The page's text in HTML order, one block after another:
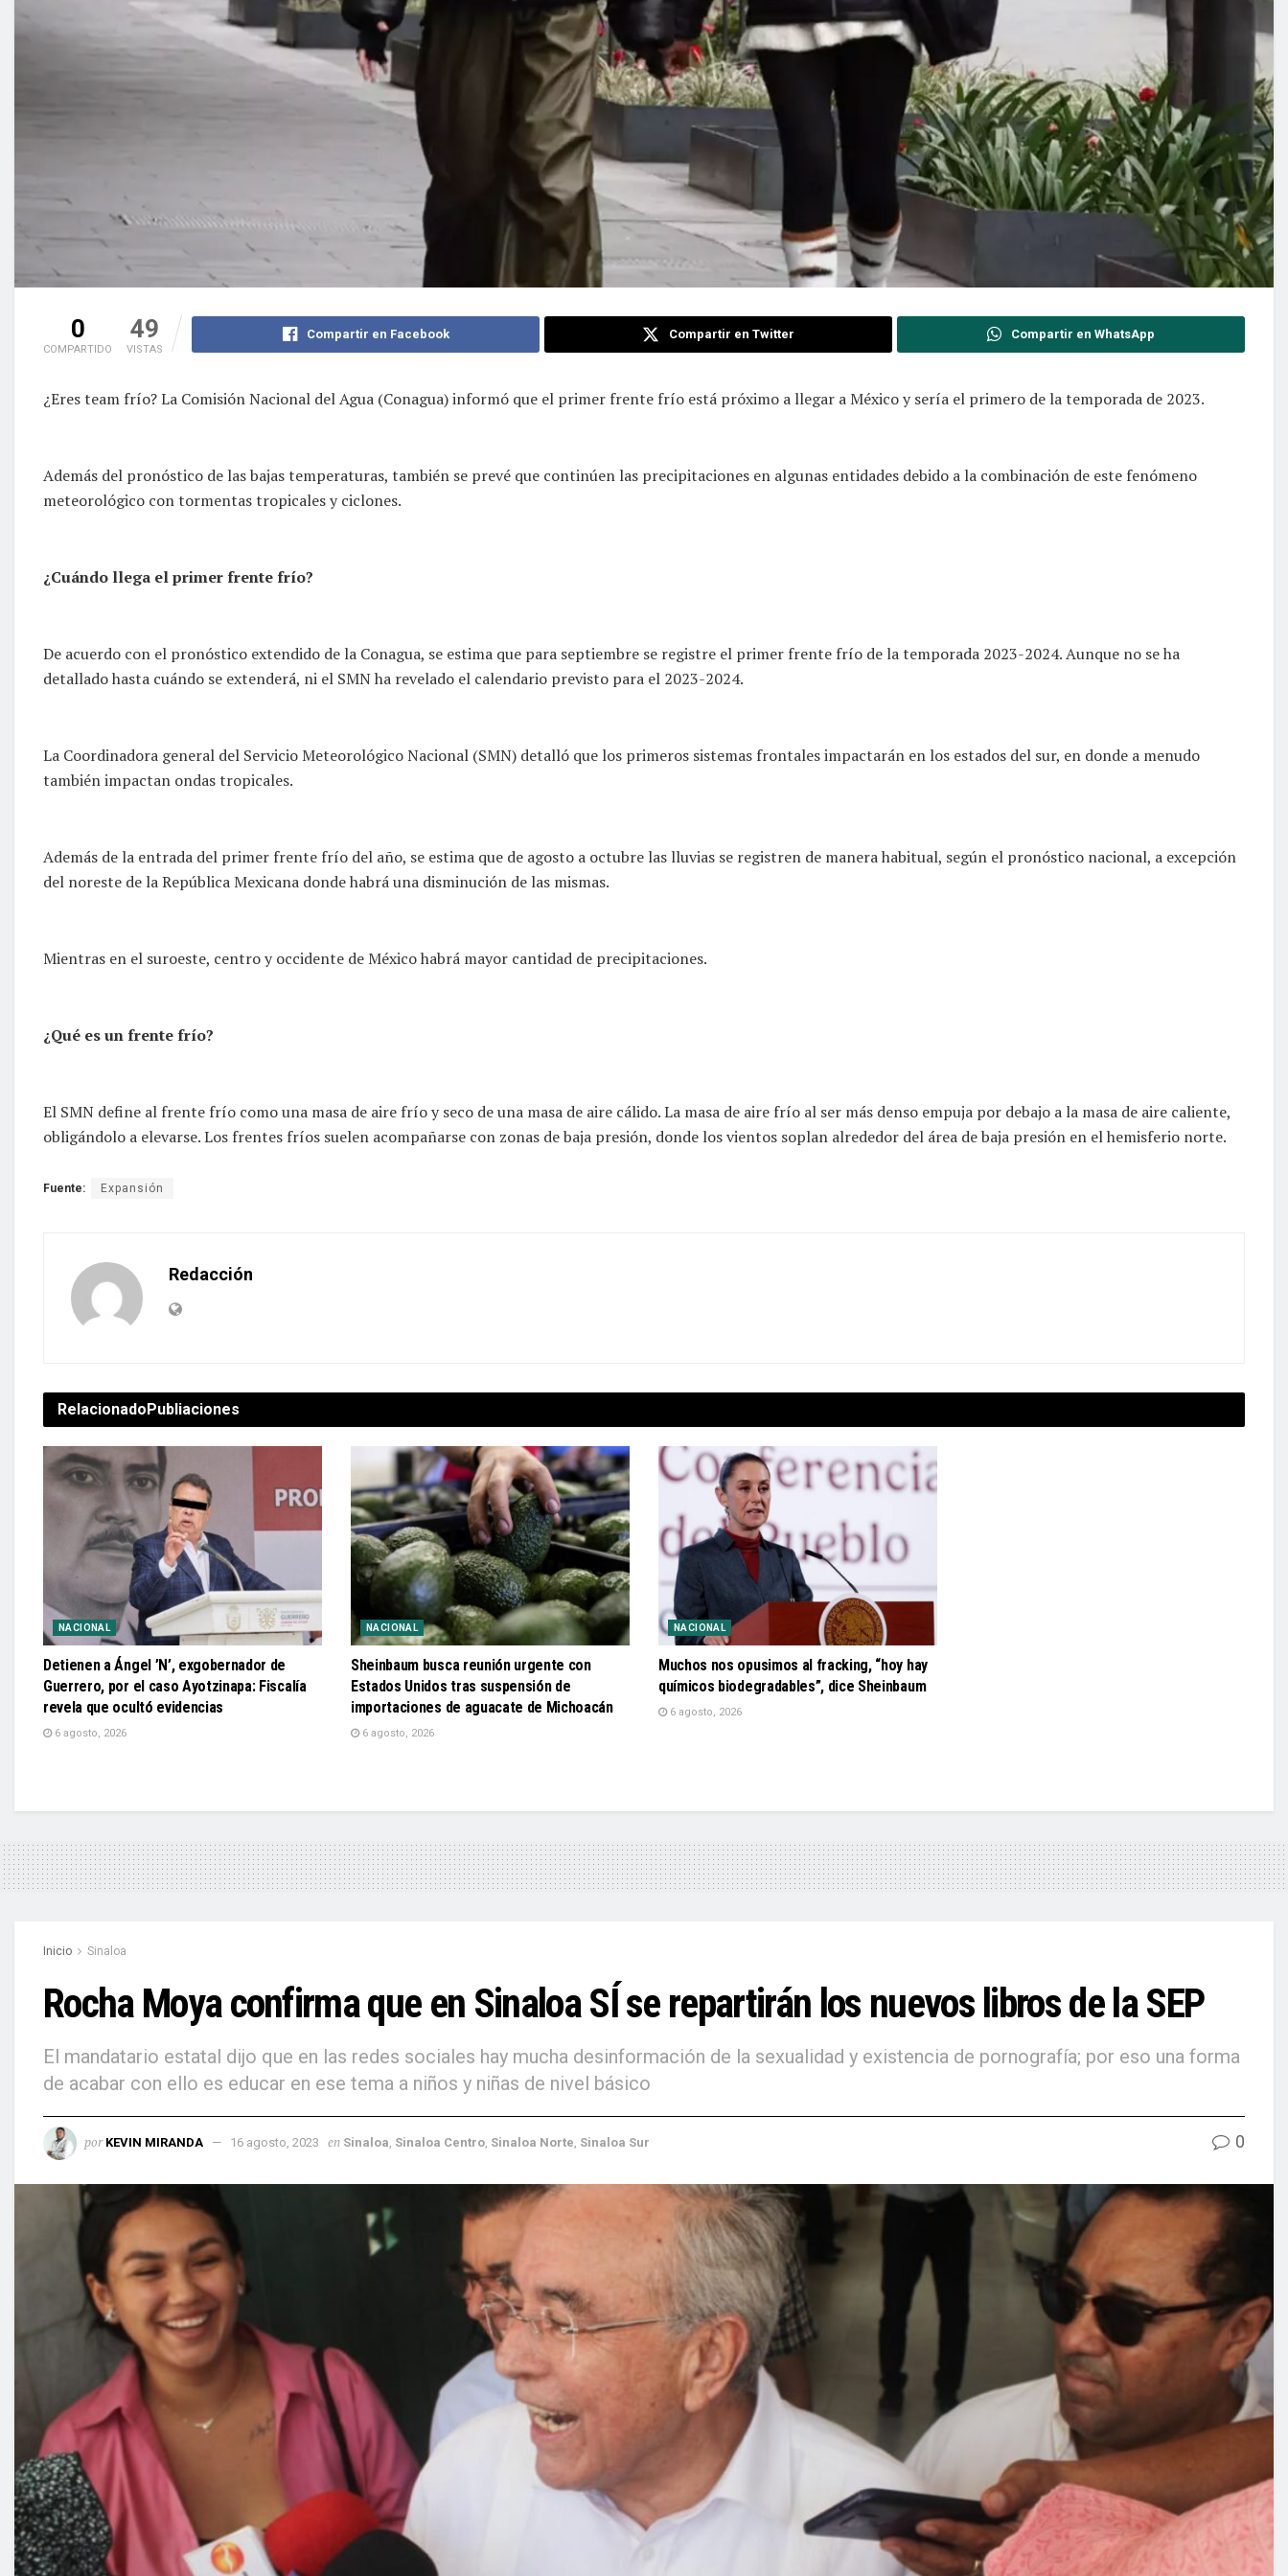
0
COMPARTIDO
49
VISTAS
Compartir en Facebook Compartir en Twitter Compartir en WhatsApp
¿Eres team frío? La Comisión Nacional del Agua (Conagua) informó que el primer frente frío está próximo a llegar a México y sería el primero de la temporada de 2023.
Además del pronóstico de las bajas temperaturas, también se prevé que continúen las precipitaciones en algunas entidades debido a la combinación de este fenómeno
meteorológico con tormentas tropicales y ciclones.
¿Cuándo llega el primer frente frío?
De acuerdo con el pronóstico extendido de la Conagua, se estima que para septiembre se registre el primer frente frío de la temporada 2023-2024. Aunque no se ha
detallado hasta cuándo se extenderá, ni el SMN ha revelado el calendario previsto para el 2023-2024.
La Coordinadora general del Servicio Meteorológico Nacional (SMN) detalló que los primeros sistemas frontales impactarán en los estados del sur, en donde a menudo
también impactan ondas tropicales.
Además de la entrada del primer frente frío del año, se estima que de agosto a octubre las lluvias se registren de manera habitual, según el pronóstico nacional, a excepción
del noreste de la República Mexicana donde habrá una disminución de las mismas.
Mientras en el suroeste, centro y occidente de México habrá mayor cantidad de precipitaciones.
¿Qué es un frente frío?
El SMN define al frente frío como una masa de aire frío y seco de una masa de aire cálido. La masa de aire frío al ser más denso empuja por debajo a la masa de aire caliente,
obligándolo a elevarse. Los frentes fríos suelen acompañarse con zonas de baja presión, donde los vientos soplan alrededor del área de baja presión en el hemisferio norte.
Fuente: Expansión
Redacción
RelacionadoPubliaciones
NACIONAL
Detienen a Ángel ’N’, exgobernador de
Guerrero, por el caso Ayotzinapa: Fiscalía
revela que ocultó evidencias
6 agosto, 2026
NACIONAL
Sheinbaum busca reunión urgente con
Estados Unidos tras suspensión de
importaciones de aguacate de Michoacán
6 agosto, 2026
NACIONAL
Muchos nos opusimos al fracking, “hoy hay
químicos biodegradables”, dice Sheinbaum
6 agosto, 2026
Inicio Sinaloa
Rocha Moya confirma que en Sinaloa SÍ se repartirán los nuevos libros de la SEP
El mandatario estatal dijo que en las redes sociales hay mucha desinformación de la sexualidad y existencia de pornografía; por eso una forma
de acabar con ello es educar en ese tema a niños y niñas de nivel básico
por KEVIN MIRANDA 16 agosto, 2023 en Sinaloa Sinaloa Centro Sinaloa Norte Sinaloa Sur 0